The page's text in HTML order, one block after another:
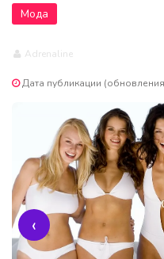
Мода
Adrenaline
Дата публикации
‹